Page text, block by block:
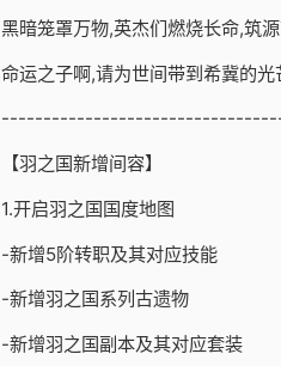
黑暗笼罩万物,英杰们燃烧长命,筑
命运之子啊,请为世间带到希冀的光
【羽之国新增间容】
1.开启羽之国国度地图
-新增5阶转职及其对应技能
-新增羽之国系列古遗物
-新增羽之国副本及其对应套装